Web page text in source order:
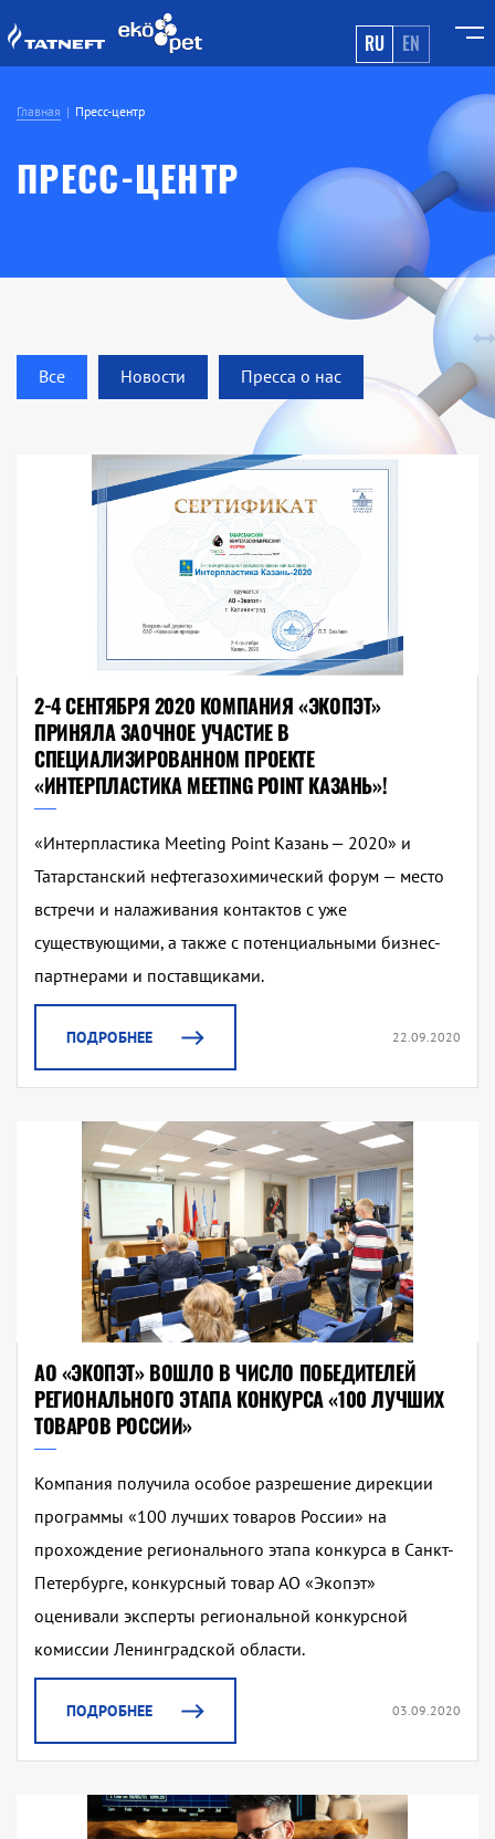
RU EN
Главная Пресс-центр
ПРЕСС-ЦЕНТР
Все Новости Пресса о нас
2-4 СЕНТЯБРЯ 2020 КОМПАНИЯ «ЭКОПЭТ»
ПРИНЯЛА ЗАОЧНОЕ УЧАСТИЕ В
СПЕЦИАЛИЗИРОВАННОМ ПРОЕКТЕ
«ИНТЕРПЛАСТИКА MEETING POINT КАЗАНЬ»!
«Интерпластика Meeting Point Казань — 2020» и
Татарстанский нефтегазохимический форум — место
встречи и налаживания контактов с уже
существующими, а также с потенциальными бизнес-
партнерами и поставщиками.
ПОДРОБНЕЕ 22.09.2020
АО «ЭКОПЭТ» ВОШЛО В ЧИСЛО ПОБЕДИТЕЛЕЙ
РЕГИОНАЛЬНОГО ЭТАПА КОНКУРСА «100 ЛУЧШИХ
ТОВАРОВ РОССИИ»
Компания получила особое разрешение дирекции
программы «100 лучших товаров России» на
прохождение регионального этапа конкурса в Санкт-
Петербурге, конкурсный товар АО «Экопэт»
оценивали эксперты региональной конкурсной
комиссии Ленинградской области.
ПОДРОБНЕЕ 03.09.2020